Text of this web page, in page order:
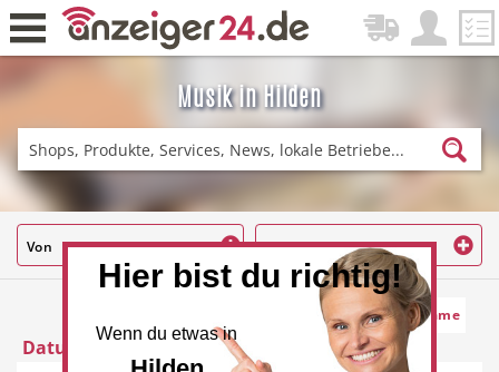
Musik in Hilden
Zurück
Fitness & Sport Lieferservice
Von Bis
Datum und Art Name
Datum Uhrzeit Veranstaltung
Hier bist du richtig!
Wenn du etwas in